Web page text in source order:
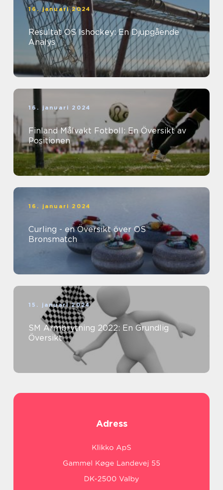
16. januari 2024
Resultat OS Ishockey: En Djupgående
Analys
16. januari 2024
Finland Målvakt Fotboll: En Översikt av
Positionen
16. januari 2024
Curling - en Översikt över OS
Bronsmatch
15. januari 2024
SM Armbrytning 2022: En Grundlig
Översikt
Adress